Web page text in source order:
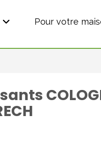
Pour votre